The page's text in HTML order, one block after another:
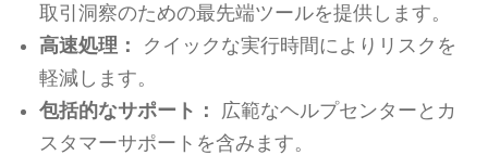
取引洞察のための最先端ツールを提供します。
高速処理：
クイックな実行時間によりリスクを
軽減します。
包括的なサポート：
広範なヘルプセンターとカ
スタマーサポートを含みます。